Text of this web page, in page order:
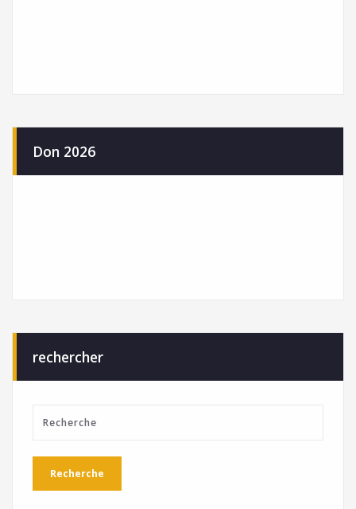
Don 2026
rechercher